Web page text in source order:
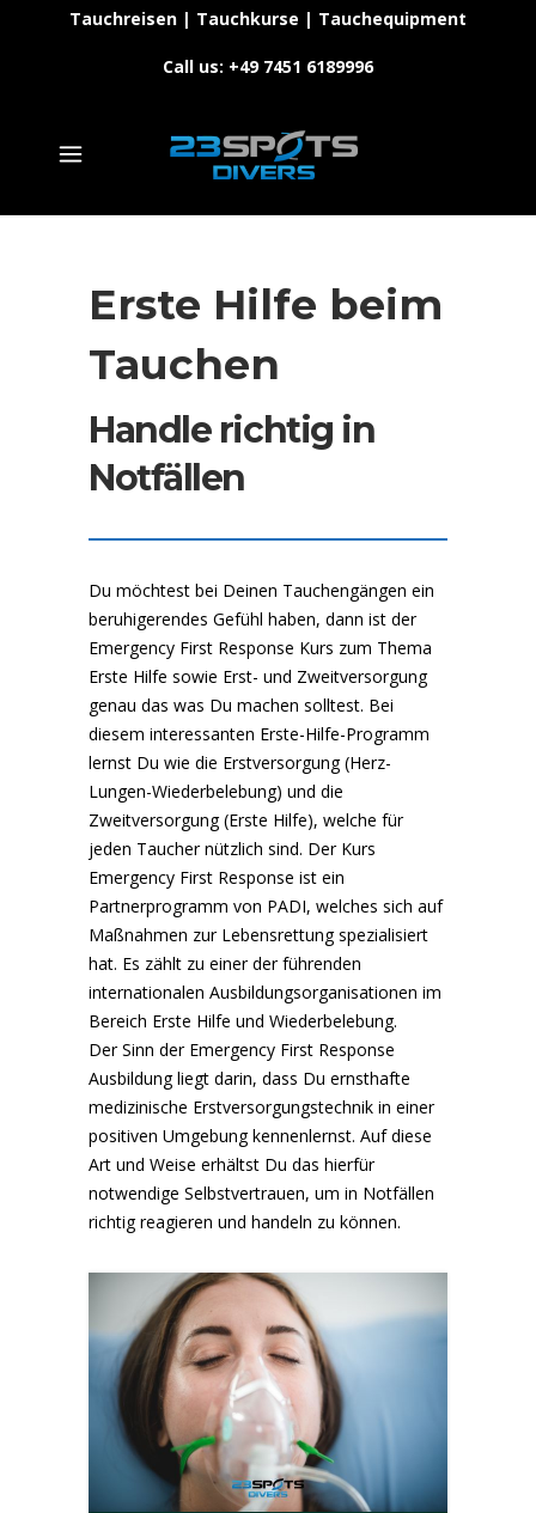
Tauchreisen | Tauchkurse | Tauchequipment
Call us: +49 7451 6189996
Erste Hilfe beim
Tauchen
Handle richtig in
Notfällen
Du möchtest bei Deinen Tauchengängen ein
beruhigerendes Gefühl haben, dann ist der
Emergency First Response Kurs zum Thema
Erste Hilfe sowie Erst- und Zweitversorgung
genau das was Du machen solltest. Bei
diesem interessanten Erste-Hilfe-Programm
lernst Du wie die Erstversorgung (Herz-
Lungen-Wiederbelebung) und die
Zweitversorgung (Erste Hilfe), welche für
jeden Taucher nützlich sind. Der Kurs
Emergency First Response ist ein
Partnerprogramm von PADI, welches sich auf
Maßnahmen zur Lebensrettung spezialisiert
hat. Es zählt zu einer der führenden
internationalen Ausbildungsorganisationen im
Bereich Erste Hilfe und Wiederbelebung.
Der Sinn der Emergency First Response
Ausbildung liegt darin, dass Du ernsthafte
medizinische Erstversorgungstechnik in einer
positiven Umgebung kennenlernst. Auf diese
Art und Weise erhältst Du das hierfür
notwendige Selbstvertrauen, um in Notfällen
richtig reagieren und handeln zu können.